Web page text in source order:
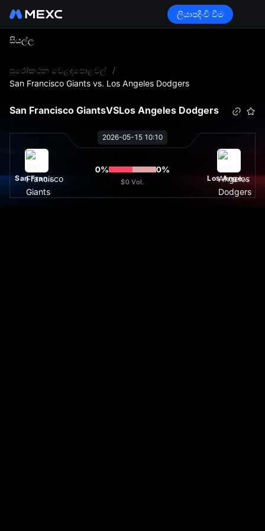
ලියාපදිංචි වීම
සියල්ල
පුරෝකථන වෙළඳපොළවල්
/
San Francisco Giants vs. Los Angeles Dodgers
San Francisco GiantsVSLos Angeles Dodgers
2026-05-15 10:10
San Francisco Giants
0% 0%
$0 Vol. Los Angeles Dodgers